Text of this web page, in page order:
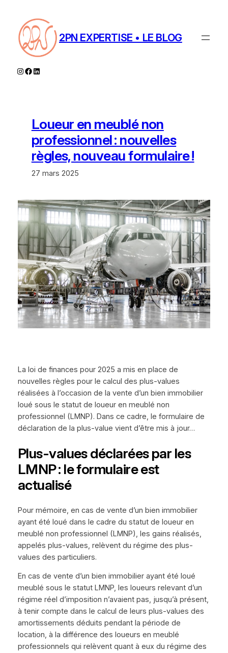
contenu
2PN EXPERTISE • LE BLOG
Instagram
Facebook
LinkedIn
Loueur en meublé non
professionnel : nouvelles
règles, nouveau formulaire !
27 mars 2025
La loi de finances pour 2025 a mis en place de
nouvelles règles pour le calcul des plus-values
réalisées à l’occasion de la vente d’un bien immobilier
loué sous le statut de loueur en meublé non
professionnel (LMNP). Dans ce cadre, le formulaire de
déclaration de la plus-value vient d’être mis à jour…
Plus-values déclarées par les
LMNP : le formulaire est
actualisé
Pour mémoire, en cas de vente d’un bien immobilier
ayant été loué dans le cadre du statut de loueur en
meublé non professionnel (LMNP), les gains réalisés,
appelés plus-values, relèvent du régime des plus-
values des particuliers.
En cas de vente d’un bien immobilier ayant été loué
meublé sous le statut LMNP, les loueurs relevant d’un
régime réel d’imposition n’avaient pas, jusqu’à présent,
à tenir compte dans le calcul de leurs plus-values des
amortissements déduits pendant la période de
location, à la différence des loueurs en meublé
professionnels qui relèvent quant à eux du régime des